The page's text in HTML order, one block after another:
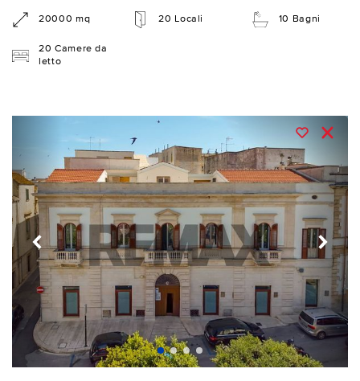
20000 mq 20 Locali 10 Bagni
20 Camere da
letto